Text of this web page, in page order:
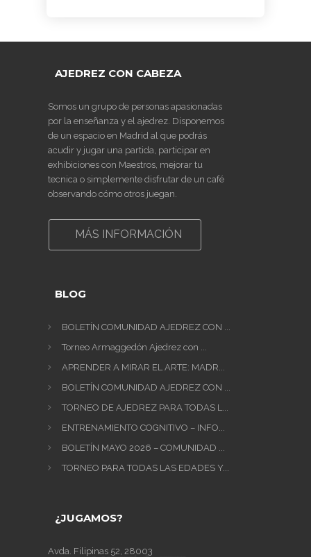
MAYO
AJEDREZ
DESDE 0.
INICIO LA
DEL 11 DE
MAYO
DE ELO –
AJEDREZ CON CABEZA
Somos un grupo de personas apasionadas
por la enseñanza y el ajedrez. Disponemos
de un espacio en Madrid al que podrás
acudir y jugar una partida, participar en
exhibiciones con Maestros, mejorar tu
tecnica o simplemente disfrutar de un café
observando cómo otros juegan.
MÁS INFORMACIÓN
BLOG
BOLETÍN COMUNIDAD AJEDREZ CON ...
Torneo Armaggedón Ajedrez con ...
APRENDER A MIRAR EL ARTE: MADR...
BOLETÍN COMUNIDAD AJEDREZ CON ...
TORNEO DE AJEDREZ PARA TODAS L...
ENTRENAMIENTO COGNITIVO – INFO...
BOLETÍN MAYO 2026 – COMUNIDAD ...
TORNEO PARA TODAS LAS EDADES Y...
¿JUGAMOS?
Avda. Filipinas 52, 28003